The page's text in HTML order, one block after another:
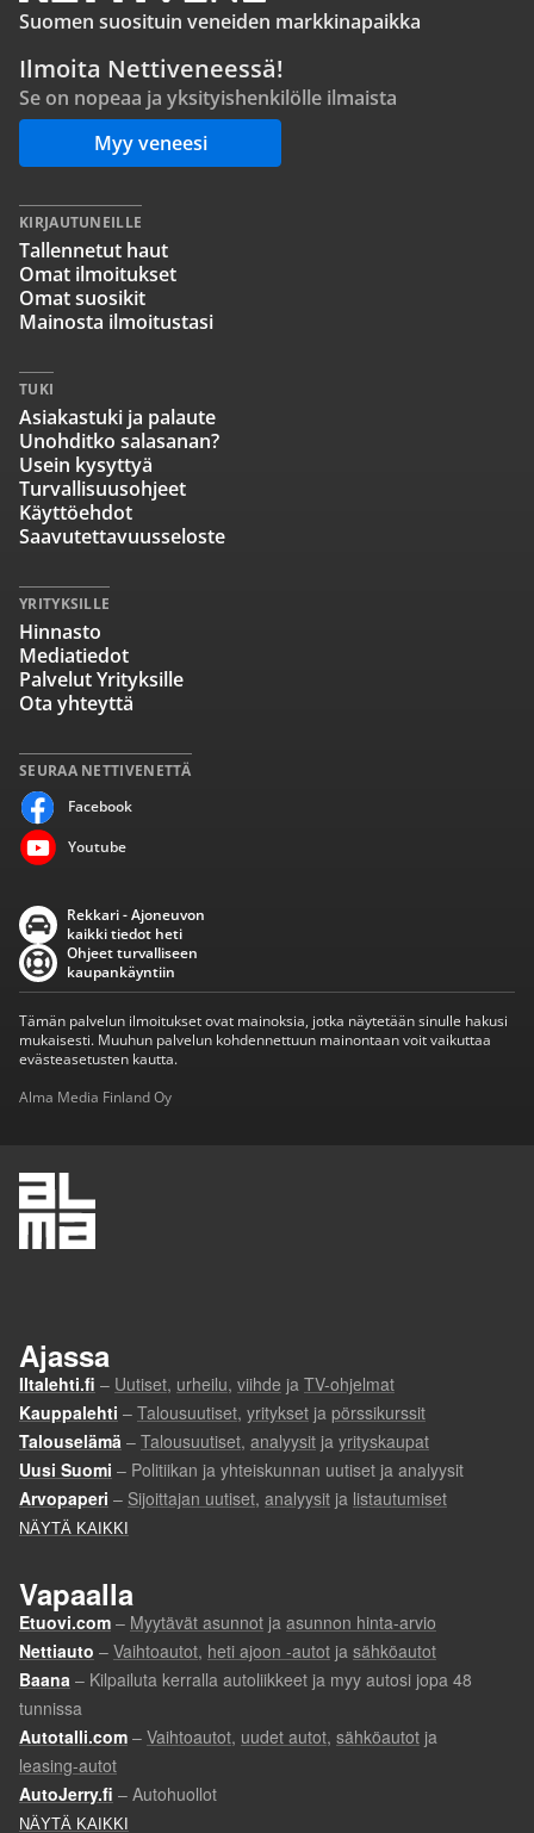
Suomen suosituin veneiden markkinapaikka
Ilmoita Nettiveneessä!
Se on nopeaa ja yksityishenkilölle ilmaista
Myy veneesi
SEURAA NETTIVENETTÄ
Facebook
Youtube
KIRJAUTUNEILLE
Tallennetut haut
Omat ilmoitukset
Omat suosikit
Mainosta ilmoitustasi
TUKI
Asiakastuki ja palaute
Unohditko salasanan?
Usein kysyttyä
Turvallisuusohjeet
Käyttöehdot
Saavutettavuusseloste
YRITYKSILLE
Hinnasto
Mediatiedot
Palvelut Yrityksille
Ota yhteyttä
Rekkari - Ajoneuvon
kaikki tiedot heti
Ohjeet turvalliseen
kaupankäyntiin
Tämän palvelun ilmoitukset ovat mainoksia, jotka näytetään sinulle hakusi
mukaisesti. Muuhun palvelun kohdennettuun mainontaan voit vaikuttaa
evästeasetusten kautta.
Alma Media Finland Oy